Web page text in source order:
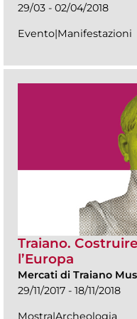
29/03 - 02/04/2018
Evento|Manifestazioni
Traiano.
l’Europa
Mercati di Traiano
29/11/2017 - 18/11/2018
Mostra|Archeologia